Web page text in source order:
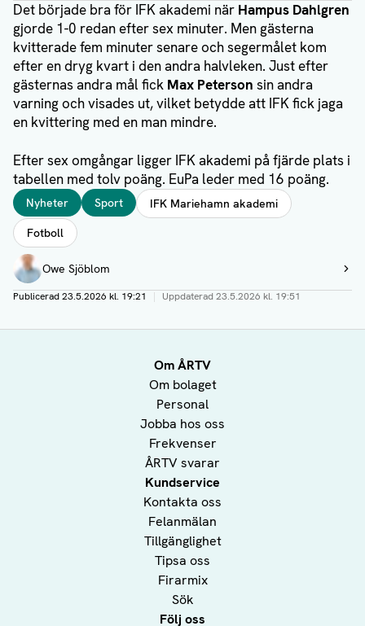
Det började bra för IFK akademi när Hampus Dahlgren
gjorde 1-0 redan efter sex minuter. Men gästerna
kvitterade fem minuter senare och segermålet kom
efter en dryg kvart i den andra halvleken. Just efter
gästernas andra mål fick Max Peterson sin andra
varning och visades ut, vilket betydde att IFK fick jaga
en kvittering med en man mindre.
Efter sex omgångar ligger IFK akademi på fjärde plats i
tabellen med tolv poäng. EuPa leder med 16 poäng.
Taggar
Nyheter Sport
IFK Mariehamn akademi
Fotboll
Författare
Owe Sjöblom
Visa profil
Publicerad23.5.2026 kl. 19:21 | Uppdaterad23.5.2026 kl. 19:51
Om ÅRTV
Om bolaget
Personal
Jobba hos oss
Frekvenser
ÅRTV svarar
Kundservice
Kontakta oss
Felanmälan
Tillgänglighet
Tipsa oss
Firarmix
Sök
Följ oss